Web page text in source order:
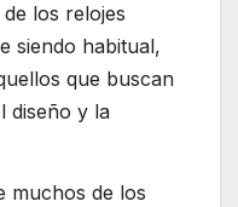
los relojes
siendo habitual,
que buscan
diseño y la
muchos de los